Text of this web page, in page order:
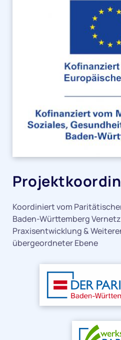
Koordiniert vom
Baden-Württemberg
Praxisentwicklung &
übergeordneter Ebene